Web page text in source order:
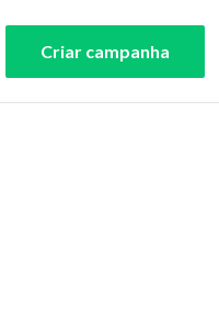
Criar campanha